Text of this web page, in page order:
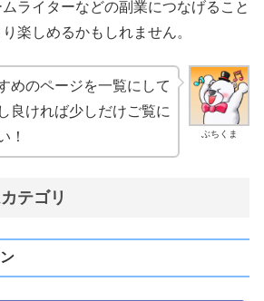
ライターなどの副業につなげること
楽しめるかもしれません。
ぶちくま
めのページを一覧にして
良ければ少しだけご覧に
！
テゴリ